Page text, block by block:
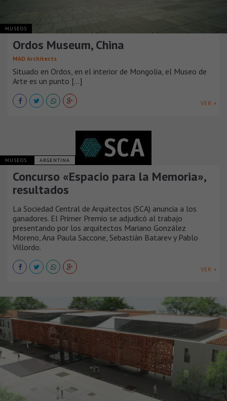
MUSEOS
Ordos Museum, China
MAD Architects
Situado en Ordos, en el interior de Mongolia, el Museo de
Arte es un punto [...]
VER +
MUSEOS ARGENTINA
Concurso «Espacio para la Memoria»,
resultados
La Sociedad Central de Arquitectos (SCA) anuncia a los
ganadores. El Primer Premio se adjudicó al trabajo
presentando por los arquitectos Mariano González
Moreno, Ana Paula Saccone, Sebastián Batarev y Pablo
Villordo.
VER +